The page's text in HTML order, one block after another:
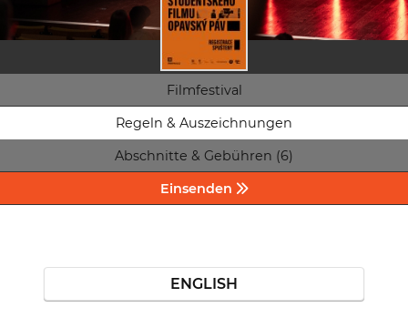
Filmfestival
Regeln & Auszeichnungen
Abschnitte & Gebühren (6)
Einsenden
ENGLISH